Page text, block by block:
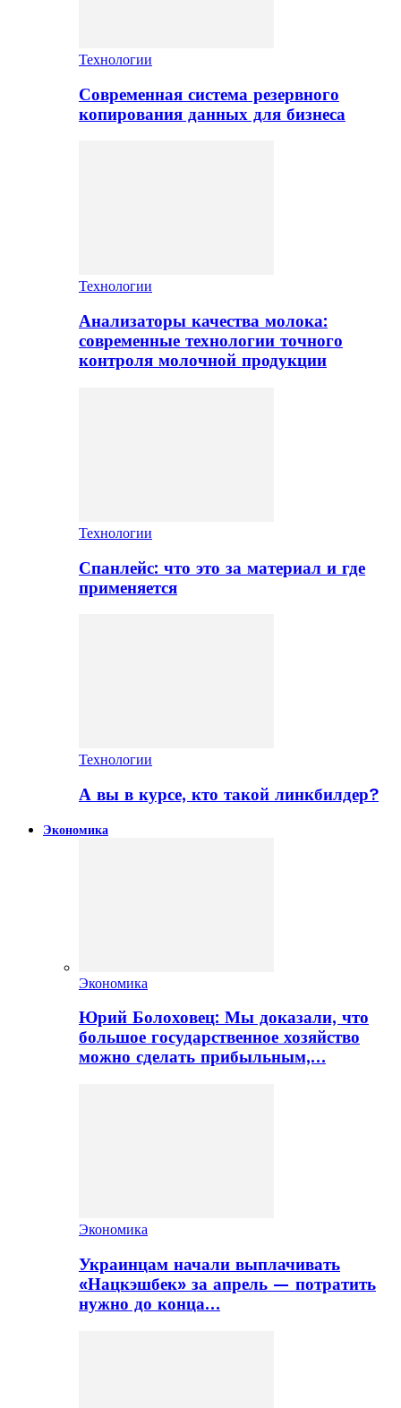
Технологии
Современная система резервного
копирования данных для бизнеса
Технологии
Анализаторы качества молока:
современные технологии точного
контроля молочной продукции
Технологии
Спанлейс: что это за материал и где
применяется
Технологии
А вы в курсе, кто такой линкбилдер?
Экономика
Экономика
Юрий Болоховец: Мы доказали, что
большое государственное хозяйство
можно сделать прибыльным,…
Экономика
Украинцам начали выплачивать
«Нацкэшбек» за апрель — потратить
нужно до конца…